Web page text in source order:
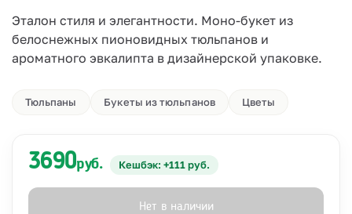
Эталон стиля и элегантности. Моно-букет из
белоснежных пионовидных тюльпанов и
ароматного эвкалипта в дизайнерской упаковке.
Тюльпаны Букеты из тюльпанов Цветы
3690руб. Кешбэк: +111 руб.
Нет в наличии